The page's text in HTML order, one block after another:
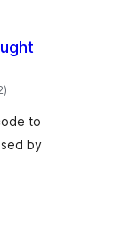
個
の
価
)
to
by